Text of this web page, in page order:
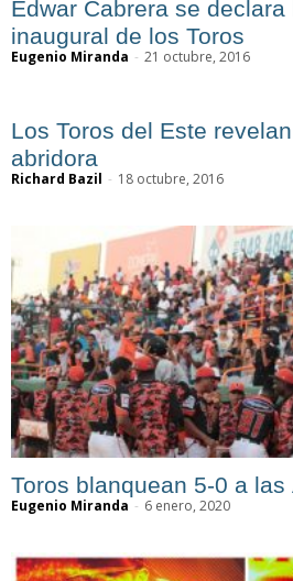
Edwar Cabrera se
inaugural de los Toros
Eugenio Miranda - 21 octubre, 2016
Los Toros del Este
abridora
Richard Bazil - 18 octubre, 2016
Toros blanquean 5-0 a
Eugenio Miranda - 6 enero, 2020